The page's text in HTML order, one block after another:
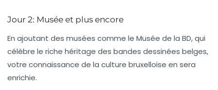
Jour 2: Musée et plus encore
En ajoutant des musées comme le Musée de la BD, qui
célèbre le riche héritage des bandes dessinées belges,
votre connaissance de la culture bruxelloise en sera
enrichie.